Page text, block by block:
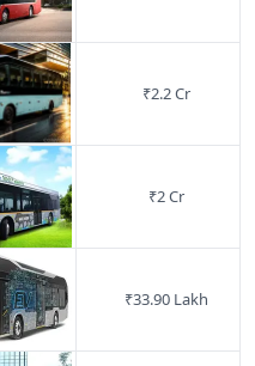
₹2.2 Cr
₹2 Cr
₹33.90 Lakh